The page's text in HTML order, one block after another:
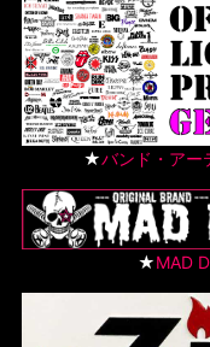
★バンド・アー
★MAD